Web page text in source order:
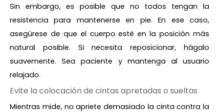
Sin embargo, es posible que no todos tengan la
resistencia para mantenerse en pie. En ese caso,
asegúrese de que el cuerpo esté en la posición más
natural posible. Si necesita reposicionar, hágalo
suavemente. Sea paciente y mantenga al usuario
relajado.
Evite la colocación de cintas apretadas o sueltas.
Mientras mide, no apriete demasiado la cinta contra la